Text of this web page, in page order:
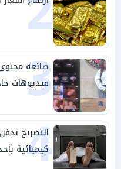
3
صانعة
فيديوهات
4
التصريح
كيميائية